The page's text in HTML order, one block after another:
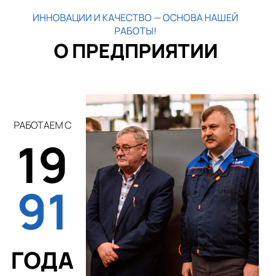
ИННОВАЦИИ И КАЧЕСТВО — ОСНОВА НАШЕЙ
РАБОТЫ!
О ПРЕДПРИЯТИИ
РАБОТАЕМ С
19
91
ГОДА